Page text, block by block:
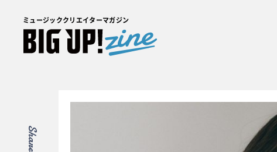
ミュージッククリエイターマガジン
Share